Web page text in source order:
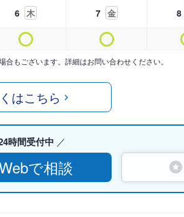
6 木 7 金 8
もございます。詳細はお問い合わせください。
はこちら
時間受付中
で相談